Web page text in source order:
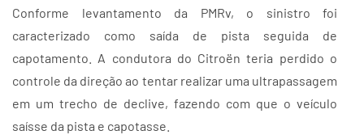
Conforme levantamento da PMRv, o sinistro foi
caracterizado como saída de pista seguida de
capotamento. A condutora do Citroën teria perdido o
controle da direção ao tentar realizar uma ultrapassagem
em um trecho de declive, fazendo com que o veículo
saísse da pista e capotasse.